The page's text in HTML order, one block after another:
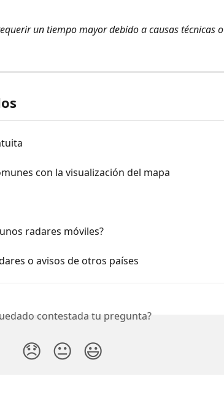
un tiempo mayor debido a causas técnicas o
con la visualización del mapa
radares móviles?
o avisos de otros países
contestada tu pregunta?
😞 😐 😃